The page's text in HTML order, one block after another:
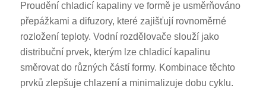
Proudění chladicí kapaliny ve formě je usměrňováno
přepážkami a difuzory, které zajišťují rovnoměrné
rozložení teploty. Vodní rozdělovače slouží jako
distribuční prvek, kterým lze chladicí kapalinu
směrovat do různých částí formy. Kombinace těchto
prvků zlepšuje chlazení a minimalizuje dobu cyklu.